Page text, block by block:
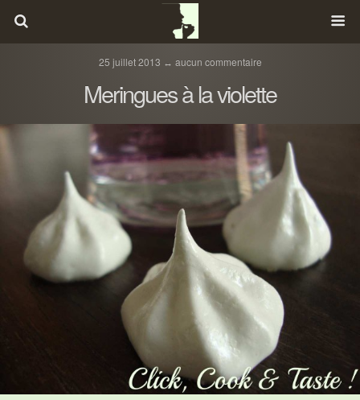
25 juillet 2013 ↔ aucun commentaire
Meringues à la violette